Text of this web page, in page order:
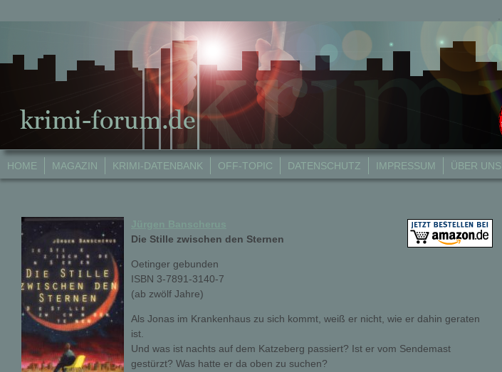
HOME MAGAZIN KRIMI-DATENBANK OFF-TOPIC DATENSCHUTZ IMPRESSUM ÜBER UNS
Die Stille zwischen den Sternen
Oetinger gebunden
ISBN 3-7891-3140-7
(ab zwölf Jahre)
Als Jonas im Krankenhaus zu sich kommt, weiß er nicht, wie er dahin geraten
ist.
Und was ist nachts auf dem Katzeberg passiert? Ist er vom Sendemast
gestürzt? Was hatte er da oben zu suchen?